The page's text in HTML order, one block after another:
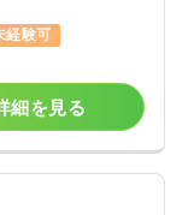
経験可
細を見る